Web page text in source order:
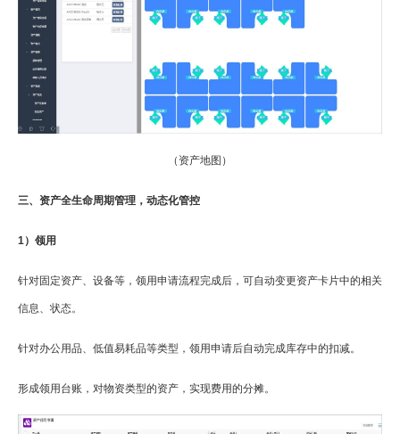
（资产地图）
三、资产全生命周期管理，动态化管控
1）领用
针对固定资产、设备等，领用申请流程完成后，可自动变更资产卡片中的相关
信息、状态。
针对办公用品、低值易耗品等类型，领用申请后自动完成库存中的扣减。
形成领用台账，对物资类型的资产，实现费用的分摊。